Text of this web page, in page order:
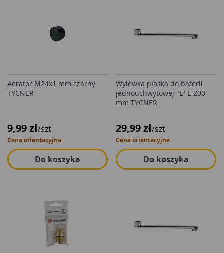
Aerator M24x1 mm czarny
TYCNER
9,99 zł/szt
Cena orientacyjna
Do koszyka
Wylewka płaska do baterii
jednouchwytowej "L" L-200
mm TYCNER
29,99 zł/szt
Cena orientacyjna
Do koszyka